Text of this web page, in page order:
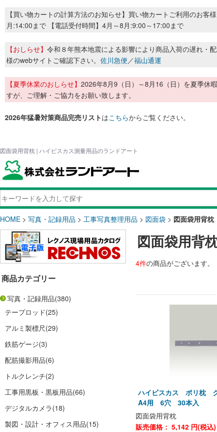
【買い物カートの計算方法のお知らせ】買い物カートご利用のお客
月:14:00まで 【電話受付時間】4月～8月:9:00～17:00まで
【おしらせ】 令和８年熊本地震による影響により商品入荷の遅れ・
様のwebサイトご確認下さい。 佐川急便／福山通運
【夏季休業のおしらせ】 2026年8月9（日）～8月16（日）を夏季休
すが、ご理解・ご協力をお願い致します。
2026年猛暑対策商品完売リストはこちらからご覧ください。
図面袋用背枕 | ハイビスカス測量用品のランドアート
HOME > 写真・記録用品 > 工事写真整理用品 > 図面袋 > 図面袋用背枕
商品カテゴリー
写真・記録用品(380)
テープロッド(25)
アルミ製標尺(29)
鉄筋ゲージ(3)
配筋撮影用品(6)
トルクレンチ(2)
工事用黒板・黒板用品(66)
デジタルカメラ(18)
製図・設計・オフィス用品(15)
図面袋用背
4件の商品がございます。
ハイビスカス ポリ枕
A4用 6穴 30本入
図面袋用背枕
販売価格： 5,142 円(税